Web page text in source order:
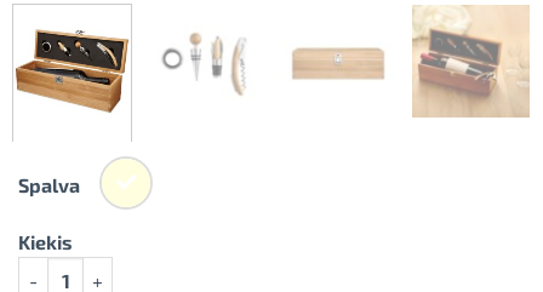
Spalva
Kiekis